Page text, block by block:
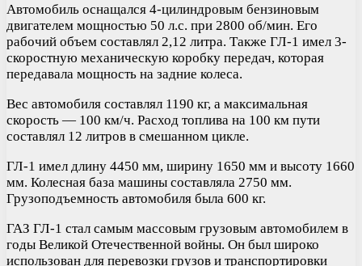
Автомобиль оснащался 4-цилиндровым бензиновым
двигателем мощностью 50 л.с. при 2800 об/мин. Его
рабочий объем составлял 2,12 литра. Также ГЛ-1 имел 3-
скоростную механическую коробку передач, которая
передавала мощность на задние колеса.
Вес автомобиля составлял 1190 кг, а максимальная
скорость — 100 км/ч. Расход топлива на 100 км пути
составлял 12 литров в смешанном цикле.
ГЛ-1 имел длину 4450 мм, ширину 1650 мм и высоту 1660
мм. Колесная база машины составляла 2750 мм.
Грузоподъемность автомобиля была 600 кг.
ГАЗ ГЛ-1 стал самым массовым грузовым автомобилем в
годы Великой Отечественной войны. Он был широко
использован для перевозки грузов и транспортировки